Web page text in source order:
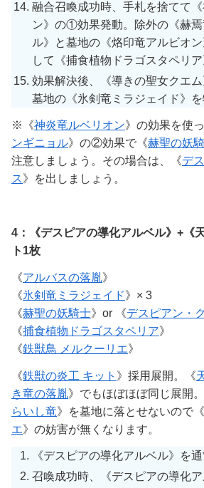
融合召喚成功時、手札を捨てて
ン》の①効果発動。除外の《赫焉
ル》と墓地の《烙印竜アルビオ
して《捕食植物ドラゴスタペリア
効果解決後、《導きの聖女クエ
墓地の《氷剣竜ミラジェイド》を
※《神炎竜ルベリオン》の効果を使
ンギニョル》の②効果で《赫聖の妖
注意しましょう。その場合は、《デ
ス》を出しましょう。
4：《デスピアの導化アルベル》+《
ト1枚
《アルバスの落胤》
《氷剣竜ミラジェイド》× 3
《赫聖の妖騎士》or 《デスピアン・
《捕食植物ドラゴスタペリア》
《鉄獣鳥 メルクーリエ》
《鉄獣の炎工 キット 》採用展開。《
き竜の落胤》でもほぼほぼ同じ展開
らいし竜》を墓地に落とせないので《
エ》の妨害が無くなります。
《デスピアの導化アルベル》を通
召喚成功時、《デスピアの導化